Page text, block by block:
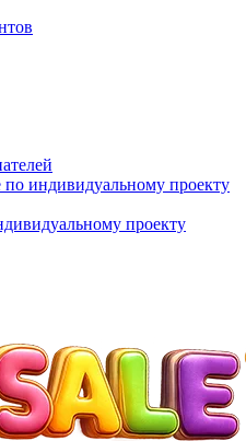
по индивидуальному проекту
проекту